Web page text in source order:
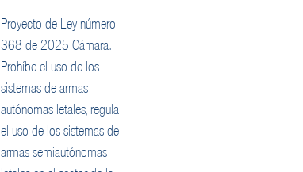
Proyecto de Ley número
368 de 2025 Cámara.
Prohíbe el uso de los
sistemas de armas
autónomas letales, regula
el uso de los sistemas de
armas semiautónomas